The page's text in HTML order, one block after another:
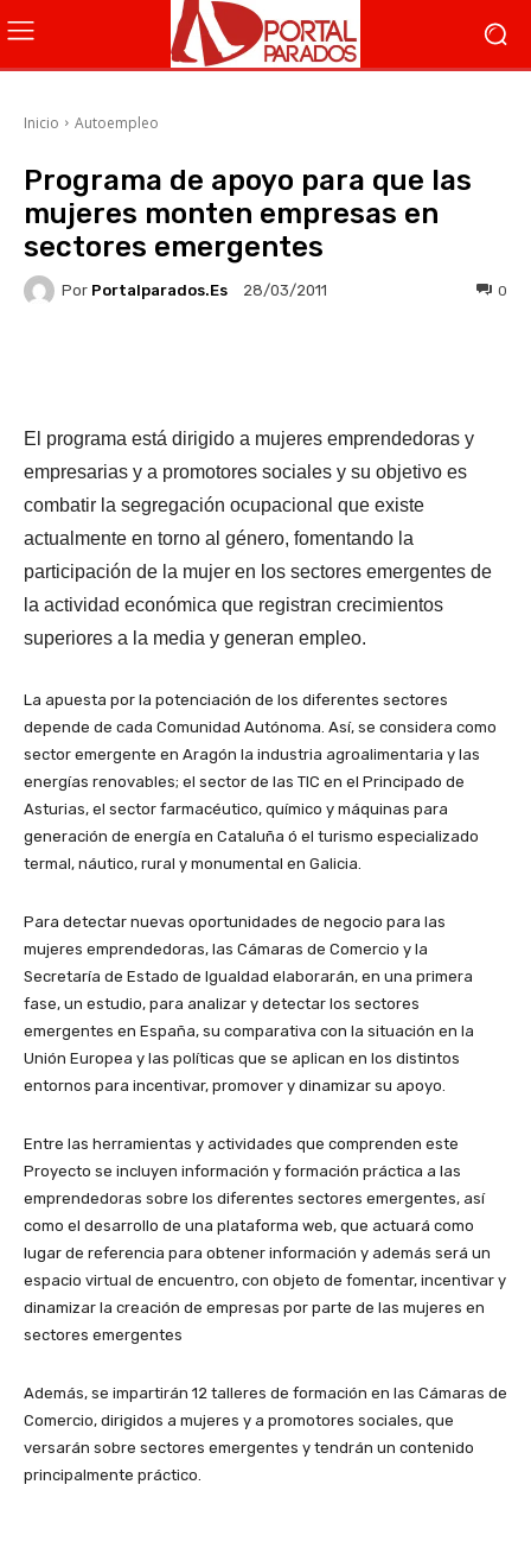
Inicio Autoempleo
Programa de apoyo para que las
mujeres monten empresas en
sectores emergentes
Por Portalparados.es 28/03/2011 0
El programa está dirigido a mujeres emprendedoras y
empresarias y a promotores sociales y su objetivo es
combatir la segregación ocupacional que existe
actualmente en torno al género, fomentando la
participación de la mujer en los sectores emergentes de
la actividad económica que registran crecimientos
superiores a la media y generan empleo.
La apuesta por la potenciación de los diferentes sectores
depende de cada Comunidad Autónoma. Así, se considera como
sector emergente en Aragón la industria agroalimentaria y las
energías renovables; el sector de las TIC en el Principado de
Asturias, el sector farmacéutico, químico y máquinas para
generación de energía en Cataluña ó el turismo especializado
termal, náutico, rural y monumental en Galicia.
Para detectar nuevas oportunidades de negocio para las
mujeres emprendedoras, las Cámaras de Comercio y la
Secretaría de Estado de Igualdad elaborarán, en una primera
fase, un estudio, para analizar y detectar los sectores
emergentes en España, su comparativa con la situación en la
Unión Europea y las políticas que se aplican en los distintos
entornos para incentivar, promover y dinamizar su apoyo.
Entre las herramientas y actividades que comprenden este
Proyecto se incluyen información y formación práctica a las
emprendedoras sobre los diferentes sectores emergentes, así
como el desarrollo de una plataforma web, que actuará como
lugar de referencia para obtener información y además será un
espacio virtual de encuentro, con objeto de fomentar, incentivar y
dinamizar la creación de empresas por parte de las mujeres en
sectores emergentes
Además, se impartirán 12 talleres de formación en las Cámaras de
Comercio, dirigidos a mujeres y a promotores sociales, que
versarán sobre sectores emergentes y tendrán un contenido
principalmente práctico.